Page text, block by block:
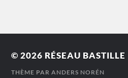
© 2026 RÉSEAU BASTILLE
THÈME PARANDERS NORÉN